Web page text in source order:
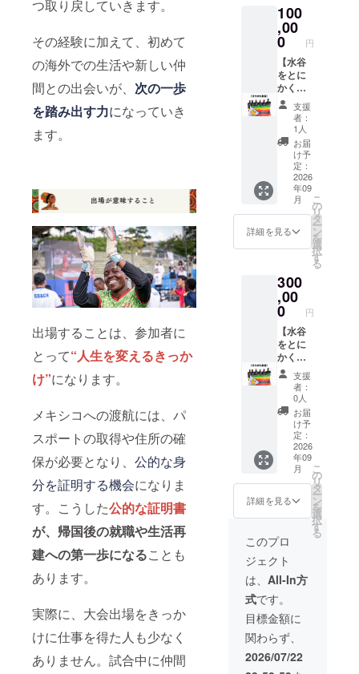
つ取り戻していきます。
その経験に加えて、初めて
の海外での生活や新しい仲
間との出会いが、 次の一歩
を踏み出す力になっていき
ます。
出場することは、参加者に
とって“人生を変えるきっか
け”になります。
メキシコへの渡航には、パ
スポートの取得や住所の確
保が必要となり、 公的な身
分を証明する機会になりま
す。こうした公的な証明書
が、帰国後の就職や生活再
建への第一歩になることも
あります。
実際に、大会出場をきっか
けに仕事を得た人も少なく
ありません。試合中に仲間
礼メッ
セージ
が含ま
れます
ば対面
にてお
土産の
お渡
し・帰
国報告
をさせ
ていた
だきま
す。対
面での
実施に
伴うプ
ロジェ
クト
オー
ナーの
交通
費・滞
在費
ターン
金額に
含まれ
ており
ます。
また、
対面で
の実施
の場合
は、安
全面を
考慮し
公共の
場所に
てお会
いさせ
ていた
だきま
す。 ※
その他
の地域
にお住
まいの
方につ
きまし
ては、
お土産
は郵送
にてお
送り
し、帰
100
,00
0 円
【水谷
をとに
かく応
援】全
力お礼
動画送
付 （リ
ターン
に労
力・費
用を掛
けずジ
ンバブ
エ選手
のため
に時間
ます）
ジンバ
ブエ人
からお
礼のお
言葉を
送らせ
ていた
だきま
す ※2分
程度。
後日、
メール
にて
YouTub
e限定公
開URL
をお送
りいた
しま
す。ま
たこち
らのリ
ターン
は5,000
円のリ
ターン
と同じ
内容に
なりま
す。 ※
支援
者：
1人
お届
け予
定：
2026
年09
月
詳細を見る
こ
の
リ
タ
ー
ン
を
選
択
す
る
300
,00
0 円
【水谷
をとに
かく応
援】全
力お礼
動画送
付 （リ
ターン
に労
力・費
用を掛
けずジ
ンバブ
エ選手
のため
に時間
を割き
ます）
ジンバ
ブエ人
からお
礼のお
言葉を
送らせ
ていた
だきま
す ※2分
支援
者：
0人
お届
け予
定：
2026
年09
月
詳細を見る
こ
の
リ
タ
ー
ン
を
選
択
す
る
このプロ
ジェクト
は、 All-In方
式です。
目標金額に
関わらず、
2026/07/22